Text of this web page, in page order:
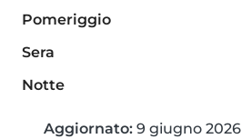
Pomeriggio
Sera
Notte
Aggiornato: 9 giugno 2026